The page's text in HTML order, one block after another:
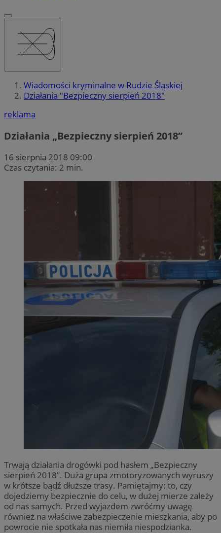
Wiadomości kryminalne w Rudzie Śląskiej
Działania "Bezpieczny sierpień 2018"
reklama
Działania „Bezpieczny sierpień 2018”
16 sierpnia 2018 09:00
Czas czytania: 2 min.
Trwają działania drogówki pod hasłem „Bezpieczny
sierpień 2018”. Duża grupa zmotoryzowanych wyruszy
w krótsze bądź dłuższe trasy. Pamiętajmy: to, czy
dojedziemy bezpiecznie do celu, w dużej mierze zależy
od nas samych. Przed wyjazdem zwróćmy uwagę
również na właściwe zabezpieczenie mieszkania, aby po
powrocie nie spotkała nas niemiła niespodzianka.